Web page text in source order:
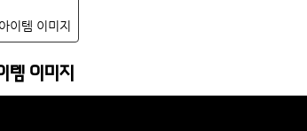
아이템 이미지
템 이미지